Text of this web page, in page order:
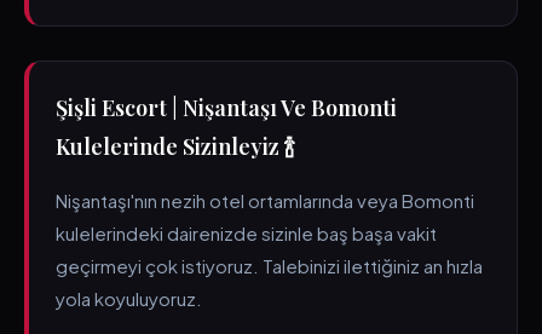
Şişli Escort | Nişantaşı Ve Bomonti
Kulelerinde Sizinleyiz 🍾
Nişantaşı'nın nezih otel ortamlarında veya Bomonti
kulelerindeki dairenizde sizinle baş başa vakit
geçirmeyi çok istiyoruz. Talebinizi ilettiğiniz an hızla
yola koyuluyoruz.